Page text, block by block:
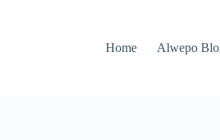
Home
Alwepo